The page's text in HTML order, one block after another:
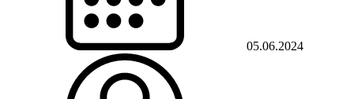
05.06.2024